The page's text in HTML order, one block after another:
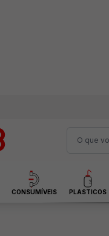
CONSUMÍVEIS PLASTICOS